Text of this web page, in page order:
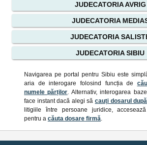
JUDECATORIA AVRIG
JUDECATORIA
JUDECATORIA
JUDECATORIA SIBIU
Navigarea pe portal pentru Sibiu este
aria de interogare folosind funcția de
numele părților. Alternativ, interogarea
face instant dacă alegi să cauți dosarul
litigiile între persoane juridice,
pentru a căuta dosare firmă.